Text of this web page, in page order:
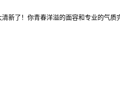
新了！你青春洋溢的面容和专业的气质